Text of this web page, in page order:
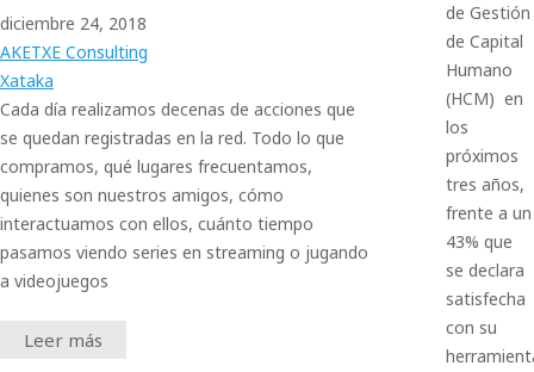
diciembre 24, 2018
AKETXE Consulting
Xataka
Cada día realizamos decenas de acciones que
se quedan registradas en la red. Todo lo que
compramos, qué lugares frecuentamos,
quienes son nuestros amigos, cómo
interactuamos con ellos, cuánto tiempo
pasamos viendo series en streaming o jugando
a videojuegos
Leer más
de Gestión
de Capital
Humano
(HCM) en
los
próximos
tres años,
frente a un
43% que
se declara
satisfecha
con su